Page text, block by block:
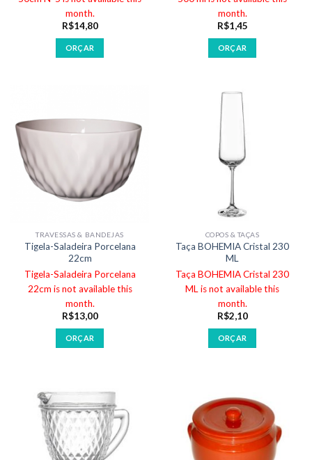
month.
R$14,80
ORÇAR
month.
R$1,45
ORÇAR
TRAVESSAS & BANDEJAS
Tigela-Saladeira Porcelana
22cm
Tigela-Saladeira Porcelana
22cm is not available this
month.
R$13,00
ORÇAR
COPOS & TAÇAS
Taça BOHEMIA Cristal 230
ML
Taça BOHEMIA Cristal 230
ML is not available this
month.
R$2,10
ORÇAR